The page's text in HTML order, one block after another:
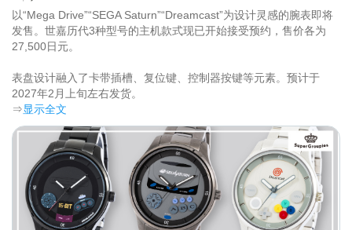
以“Mega Drive”“SEGA Saturn”“Dreamcast”为设计灵感的腕表即将
发售。世嘉历代3种型号的主机款式现已开始接受预约，售价各为
27,500日元。
表盘设计融入了卡带插槽、复位键、控制器按键等元素。预计于
⇒显示全文